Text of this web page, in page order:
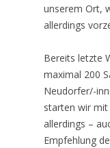
unserem Ort,
allerdings
Bereits letzte
maximal 200
Neudorfer/-
starten wir mit
allerdings –
Empfehlung